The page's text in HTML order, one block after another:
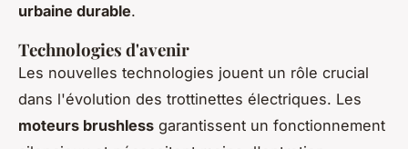
urbaine durable.
Technologies d'avenir
Les nouvelles technologies jouent un rôle crucial
dans l'évolution des trottinettes électriques. Les
moteurs brushless garantissent un fonctionnement